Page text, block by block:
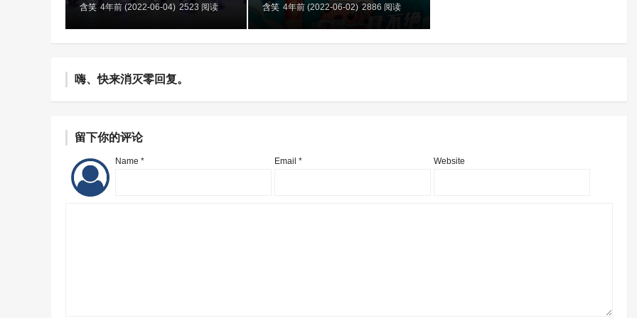
含笑 4年前 (2022-06-04) 2523 阅读 含笑 4年前 (2022-06-02) 2886 阅读
嗨、快来消灭零回复。
留下你的评论
Name * Email * Website